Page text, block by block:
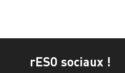
rESO sociaux !